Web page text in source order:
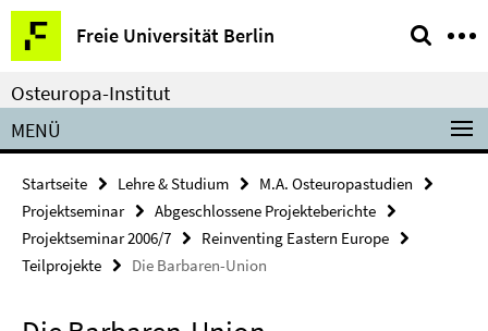
Springe
direkt
zu
Inhalt
Freie Universität Berlin
Service-
Navigation
Osteuropa-Institut
MENÜ
Startseite Lehre & Studium
M.A. Osteuropastudien
Projektseminar
Abgeschlossene Projekteberichte
Projektseminar 2006/7
Reinventing Eastern Europe
Teilprojekte
Die Barbaren-Union